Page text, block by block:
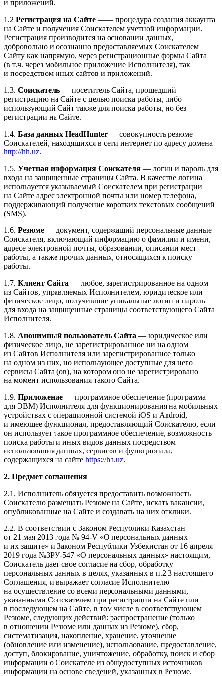
и приложений.
1.2 Регистрация на Сайте —— процедура создания аккаунта
на Сайте и получения Соискателем учетной информации.
Регистрация производится на основании данных,
добровольно и осознанно предоставляемых Соискателем
Сайту как напрямую, через регистрационные формы Сайта
(в т.ч. через мобильное приложение Исполнителя), так
и посредством иных сайтов и приложений.
1.3. Соискатель — посетитель Сайта, прошедший
регистрацию на Сайте с целью поиска работы, либо
использующий Сайт также для поиска работы, но без
регистрации на Сайте.
1.4. База данных HeadHunter — совокупность резюме
Соискателей, находящихся в сети интернет по адресу домена
http://hh.uz.
1.5. Учетная информация Соискателя — логин и пароль для
входа на защищенные страницы Сайта. В качестве логина
используется указываемый Соискателем при регистрации
на Сайте адрес электронной почты или номер телефона,
поддерживающий получение коротких текстовых сообщений
(SMS).
1.6. Резюме — документ, содержащий персональные данные
Соискателя, включающий информацию о фамилии и имени,
адресе электронной почты, образовании, описании мест
работы, а также прочих данных, относящихся к поиску
работы.
1.7. Клиент Сайта — любое, зарегистрированное на одном
из Сайтов, управляемых Исполнителем, юридическое или
физическое лицо, получившие уникальные логин и пароль
для входа на защищенные страницы соответствующего Сайта
Исполнителя.
1.8. Анонимный пользователь Сайта — юридическое или
физическое лицо, не зарегистрированное ни на одном
из Сайтов Исполнителя или зарегистрированное только
на одном из них, но использующее доступные для него
сервисы Сайта (ов), на котором оно не зарегистрировано
на момент использования такого Сайта.
1.9. Приложение — программное обеспечение (программа
для ЭВМ) Исполнителя для функционирования на мобильных
устройствах с операционной системой iOS и Android,
и имеющее функционал, предоставляющий Соискателю, если
он использует такое программное обеспечение, возможность
поиска работы и иных видов данных посредством
использования данных, сервисов и функционала,
содержащихся на сайте https://hh.uz.
2. Предмет соглашения
2.1. Исполнитель обязуется предоставить возможность
Соискателю размещать Резюме на Сайте, искать вакансии,
опубликованные на Сайте и создавать на них отклики.
2.2. В соответствии с Законом Республики Казахстан
от 21 мая 2013 года № 94-V «О персональных данных
и их защите» и Законом Республики Узбекистан от 16 апреля
2019 года №ЗРУ-547 «О персональных данных» настоящим,
Соискатель дает свое согласие на сбор, обработку
персональных данных в целях, указанных в п.2.3 настоящего
Соглашения, и выражает согласие Исполнителю
на осуществление со всеми персональными данными,
указанными Соискателем при регистрации на Сайте или
в последующем на Сайте, в том числе в соответствующем
Резюме, следующих действий: распространение (только
в отношении Резюме или данных из Резюме), сбор,
систематизация, накопление, хранение, уточнение
(обновление или изменение), использование, предоставление,
доступ, блокирование, уничтожение, обработку, поиск и сбор
информации о Соискателе из общедоступных источников
информации на основе сведений, указанных в Резюме.